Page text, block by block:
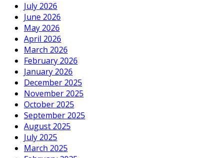
July 2026
June 2026
May 2026
April 2026
March 2026
February 2026
January 2026
December 2025
November 2025
October 2025
September 2025
August 2025
July 2025
March 2025